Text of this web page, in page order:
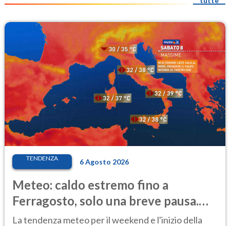
TENDENZA 6 Agosto 2026
Meteo: caldo estremo fino a
Ferragosto, solo una breve pausa.
Ecco dove
La tendenza meteo per il weekend e l'inizio della